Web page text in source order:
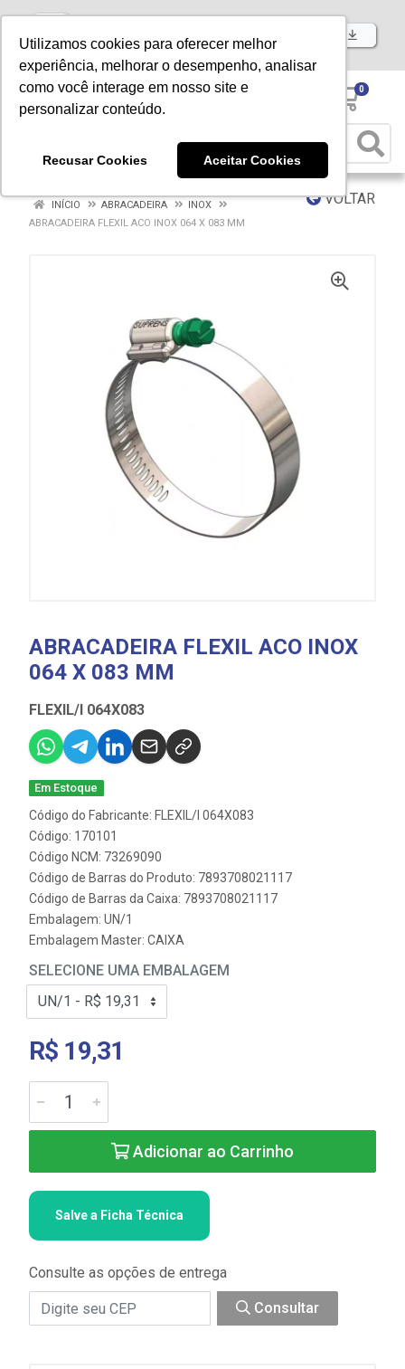
Utilizamos cookies para oferecer melhor
experiência, melhorar o desempenho, analisar
como você interage em nosso site e
personalizar conteúdo.
Recusar Cookies Aceitar Cookies
Baixe já nosso APP
0
VOLTAR
INÍCIO ABRACADEIRA
INOX
ABRACADEIRA FLEXIL ACO INOX 064 X 083 MM
ABRACADEIRA FLEXIL ACO INOX
064 X 083 MM
FLEXIL/I 064X083
Em Estoque
Código do Fabricante: FLEXIL/I 064X083
Código: 170101
Código NCM: 73269090
Código de Barras do Produto: 7893708021117
Código de Barras da Caixa: 7893708021117
Embalagem: UN/1
Embalagem Master: CAIXA
SELECIONE UMA EMBALAGEM
R$ 19,31
Adicionar ao Carrinho
Salve a Ficha Técnica
Consulte as opções de entrega
Consultar